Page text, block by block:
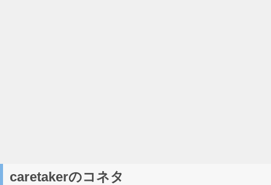
caretakerのコネタ